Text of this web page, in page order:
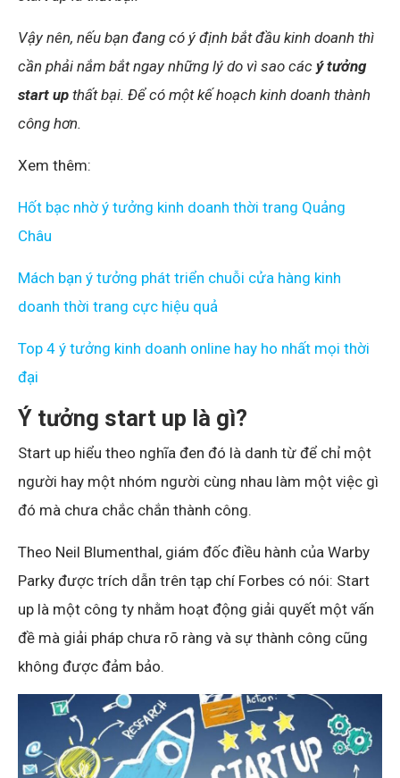
Vậy nên, nếu bạn đang có ý định bắt đầu kinh doanh thì
cần phải nắm bắt ngay những lý do vì sao các ý tưởng
start up thất bại. Để có một kế hoạch kinh doanh thành
công hơn.
Xem thêm:
Hốt bạc nhờ ý tưởng kinh doanh thời trang Quảng
Châu
Mách bạn ý tưởng phát triển chuỗi cửa hàng kinh
doanh thời trang cực hiệu quả
Top 4 ý tưởng kinh doanh online hay ho nhất mọi thời
đại
Ý tưởng start up là gì?
Start up hiểu theo nghĩa đen đó là danh từ để chỉ một
người hay một nhóm người cùng nhau làm một việc gì
đó mà chưa chắc chắn thành công.
Theo Neil Blumenthal, giám đốc điều hành của Warby
Parky được trích dẫn trên tạp chí Forbes có nói: Start
up là một công ty nhằm hoạt động giải quyết một vấn
đề mà giải pháp chưa rõ ràng và sự thành công cũng
không được đảm bảo.